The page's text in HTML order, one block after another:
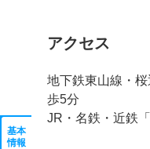
基本
情報
アクセス
地下鉄東山線・
歩5分
JR・名鉄・近鉄